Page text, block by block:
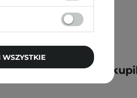
kupili ten produkt,